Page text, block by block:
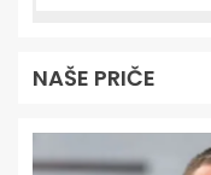
NAŠE PRIČE